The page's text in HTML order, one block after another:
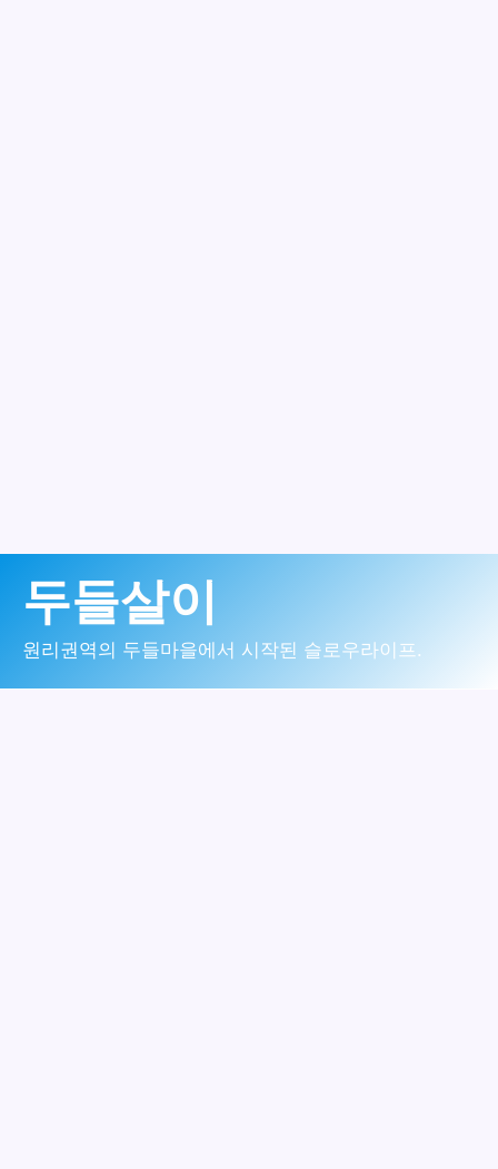
로
두들살이
원리권역의 두들마을에서 시작된 슬로우라이프.